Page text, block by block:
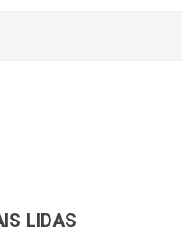
LIDAS